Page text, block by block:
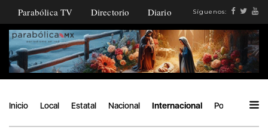
Parabólica TV Directorio Diario Síguenos:
Inicio Local Estatal Nacional Internacional Política